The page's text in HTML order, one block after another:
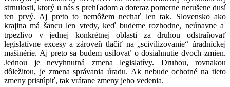
strnulosti, ktorý u nás s prehľadom a doteraz pomerne nerušene dusí
ten prvý. Aj preto to nemôžem nechať len tak. Slovensko ako
krajina má šancu len vtedy, keď budeme rozhodne, neúnavne a
trpezlivo v jednej konkrétnej oblasti za druhou odstraňovať
legislatívne excesy a zároveň tlačiť na „scivilizovanie“ úradníckej
mašinérie. Aj preto sa budem usilovať o dosiahnutie dvoch zmien.
Jednou je nevyhnutná zmena legislatívy. Druhou, rovnakou
dôležitou, je zmena správania úradu. Ak nebude ochotné na tieto
zmeny pristúpiť, tak vrátane zmeny jeho vedenia.